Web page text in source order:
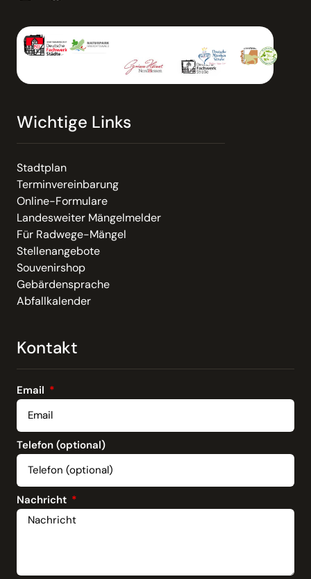
Wichtige Links
Stadtplan
Terminvereinbarung
Online-Formulare
Landesweiter Mängelmelder
Für Radwege-Mängel
Stellenangebote
Souvenirshop
Gebärdensprache
Abfallkalender
Kontakt
Email
Telefon (optional)
Nachricht